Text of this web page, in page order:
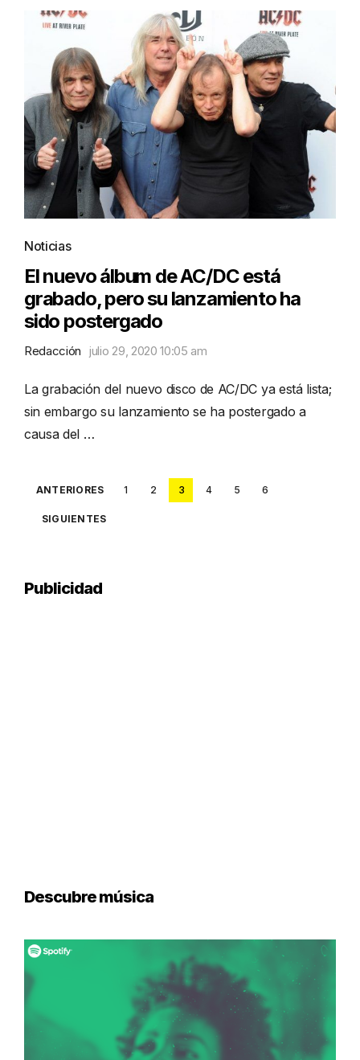
Noticias
El nuevo álbum de AC/DC está
grabado, pero su lanzamiento ha
sido postergado
Redacción julio 29, 2020 10:05 am
La grabación del nuevo disco de AC/DC ya está lista;
sin embargo su lanzamiento se ha postergado a
causa del …
Posts
pagination
ANTERIORES 1 2 3 4 5 6
SIGUIENTES
Publicidad
Descubre música